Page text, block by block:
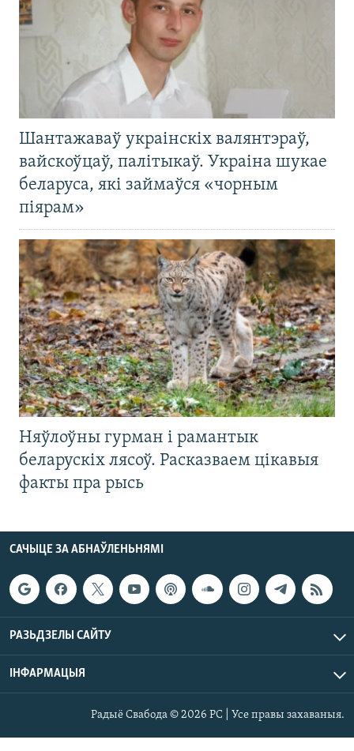
Шантажаваў украінскіх валянтэраў,
вайскоўцаў, палітыкаў. Украіна шукае
беларуса, які займаўся «чорным
піярам»
Няўлоўны гурман і рамантык
беларускіх лясоў. Расказваем цікавыя
факты пра рысь
САЧЫЦЕ ЗА АБНАЎЛЕНЬНЯМІ
РАЗЬДЗЕЛЫ САЙТУ
ІНФАРМАЦЫЯ
Радыё Свабода © 2026 РС | Усе правы захаваныя.